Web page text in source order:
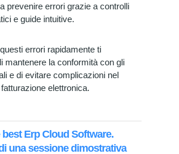
prevenire errori grazie a controlli
e guide intuitive.
errori rapidamente ti
mantenere la conformità con gli
e di evitare complicazioni nel
elettronica.
best Erp Cloud Software.
una sessione dimostrativa